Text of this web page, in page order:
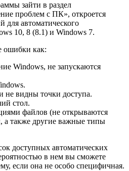
зайти в раздел
проблем с ПК», откроется
для автоматического
10, 8 (8.1) и Windows 7.
ошибки как:
Windows, не запускаются
не видны точки доступа.
стол.
файлов (не открываются
а также другие важные типы
доступных автоматических
в нем вы сможете
если она не особо специфичная.